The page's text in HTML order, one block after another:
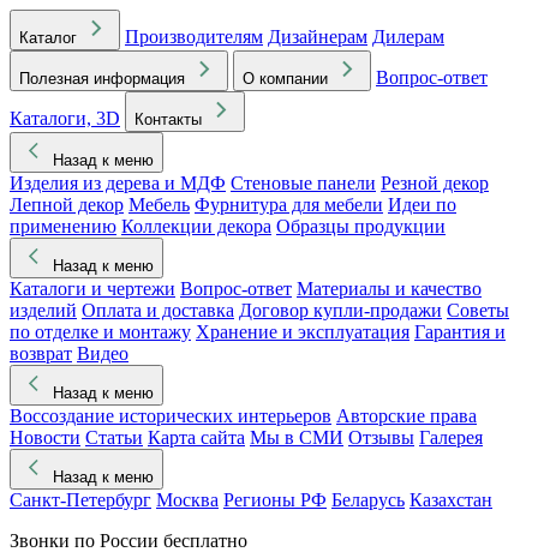
Каталог Производителям Дизайнерам Дилерам
Полезная информация О компании
Вопрос-ответ
Каталоги, 3D
Контакты
Назад к меню
Изделия из дерева и МДФ Стеновые панели Резной декор
Лепной декор Мебель Фурнитура для мебели Идеи по
применению Коллекции декора Образцы продукции
Назад к меню
Каталоги и чертежи Вопрос-ответ Материалы и качество
изделий Оплата и доставка Договор купли-продажи Советы
по отделке и монтажу Хранение и эксплуатация Гарантия и
возврат Видео
Назад к меню
Воссоздание исторических интерьеров Авторские права
Новости Статьи Карта сайта Мы в СМИ Отзывы Галерея
Назад к меню
Санкт-Петербург Москва Регионы РФ Беларусь Казахстан
Звонки по России бесплатно